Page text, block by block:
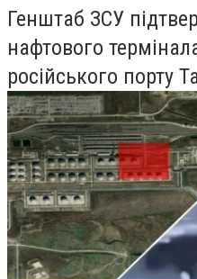
Генштаб ЗСУ
нафтового
російського порту